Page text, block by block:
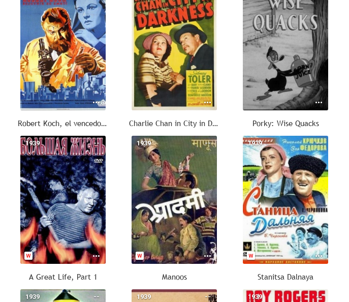
Robert Koch, el vencedor de la muerte Charlie Chan in City in Darkness Porky: Wise Quacks
--
1939
A Great Life, Part 1
--
1939
Manoos
--
1939
Stanitsa Dalnaya
--
1939 --
1939 --
1939